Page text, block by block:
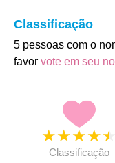
Classificação
5 pessoas com o
favor vote em seu
★★★★★
Classificação